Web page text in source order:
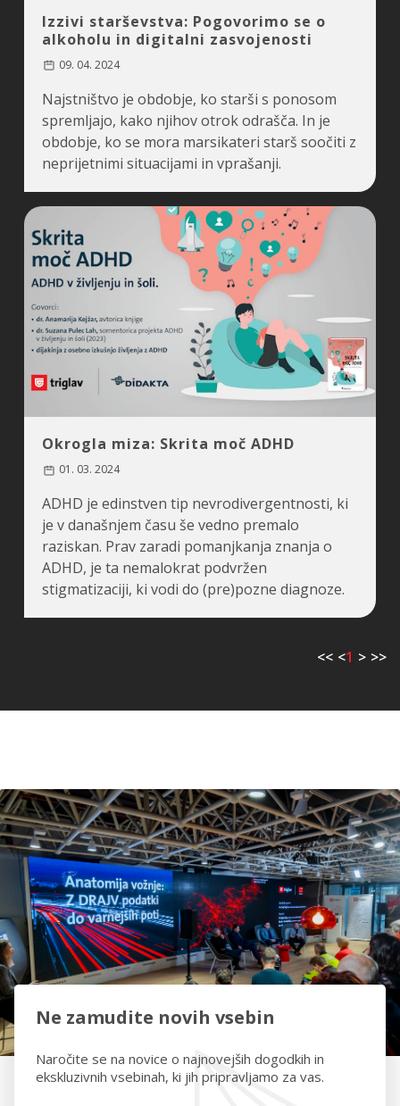
Izzivi starševstva: Pogovorimo se o
alkoholu in digitalni zasvojenosti
09. 04. 2024
Najstništvo je obdobje, ko starši s ponosom
spremljajo, kako njihov otrok odrašča. In je
obdobje, ko se mora marsikateri starš soočiti z
neprijetnimi situacijami in vprašanji.
Okrogla miza: Skrita moč ADHD
01. 03. 2024
ADHD je edinstven tip nevrodivergentnosti, ki
je v današnjem času še vedno premalo
raziskan. Prav zaradi pomanjkanja znanja o
ADHD, je ta nemalokrat podvržen
stigmatizaciji, ki vodi do (pre)pozne diagnoze.
<< <1 > >>
Ne zamudite novih vsebin
Naročite se na novice o najnovejših dogodkih in
ekskluzivnih vsebinah, ki jih pripravljamo za vas.